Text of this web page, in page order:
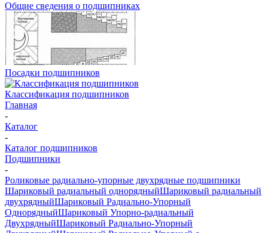
Общие сведения о подшипниках
Посадки подшипников
Классификация подшипников
Главная
-
Каталог
-
Каталог подшипников
Подшипники
-
Роликовые радиально-упорные двухрядные подшипники
Шариковый радиальный однорядныйШариковый радиальный
двухрядныйШариковый Радиально-Упорный
ОднорядныйШариковый Упорно-радиальный
ДвухрядныйШариковый Радиально-Упорный